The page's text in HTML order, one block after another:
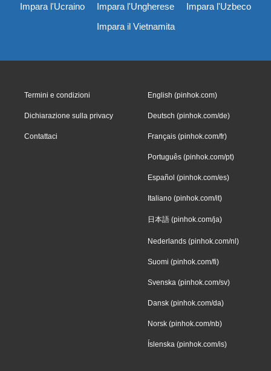
Impara l'Ucraino
Impara l'Ungherese
Impara l'Uzbeco
Impara il Vietnamita
Termini e condizioni
Dichiarazione sulla privacy
Contattaci
English (pinhok.com)
Deutsch (pinhok.com/de)
Français (pinhok.com/fr)
Português (pinhok.com/pt)
Español (pinhok.com/es)
Italiano (pinhok.com/it)
日本語 (pinhok.com/ja)
Nederlands (pinhok.com/nl)
Suomi (pinhok.com/fi)
Svenska (pinhok.com/sv)
Dansk (pinhok.com/da)
Norsk (pinhok.com/nb)
Íslenska (pinhok.com/is)